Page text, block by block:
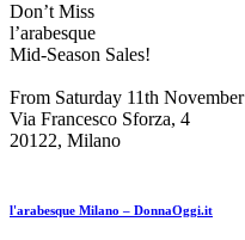
Don’t Miss
l’arabesque
Mid-Season Sales!
From Saturday 11th November
Via Francesco Sforza, 4
20122, Milano
l'arabesque Milano – DonnaOggi.it